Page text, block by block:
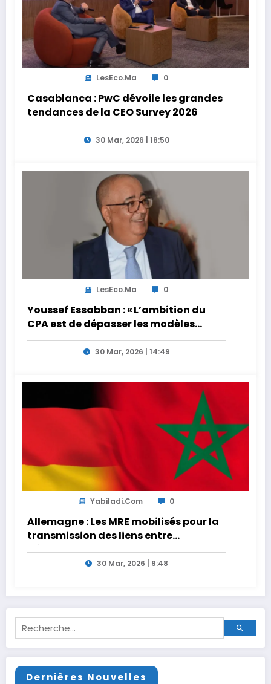
LesEco.ma 0
Casablanca : PwC dévoile les grandes
tendances de la CEO Survey 2026
30 Mar, 2026 | 18:50
LesEco.ma 0
Youssef Essabban : « L’ambition du
CPA est de dépasser les modèles
traditionnels et académiques de
formation en s’appuyant sur le
30 Mar, 2026 | 14:49
Yabiladi.com 0
Allemagne : Les MRE mobilisés pour la
transmission des liens entre
générations
30 Mar, 2026 | 9:48
Dernières Nouvelles